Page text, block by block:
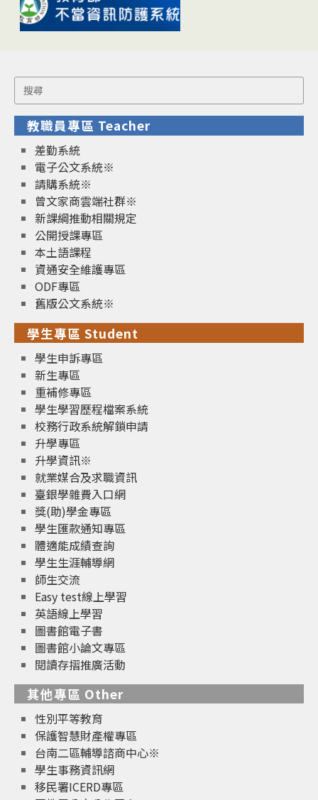
Search
for:
教職員專區 Teacher
差勤系統
電子公文系統※
請購系統※
曾文家商雲端社群※
新課綱推動相關規定
公開授課專區
本土語課程
資通安全維護專區
ODF專區
舊版公文系統※
學生專區 Student
學生申訴專區
新生專區
重補修專區
學生學習歷程檔案系統
校務行政系統解鎖申請
升學專區
升學資訊※
就業媒合及求職資訊
臺銀學雜費入口網
獎(助)學金專區
學生匯款通知專區
體適能成績查詢
學生生涯輔導網
師生交流
Easy test線上學習
英語線上學習
圖書館電子書
圖書館小論文專區
閱讀存摺推廣活動
其他專區 Other
性別平等教育
保護智慧財產權專區
台南二區輔導諮商中心※
學生事務資訊網
移民署ICERD專區